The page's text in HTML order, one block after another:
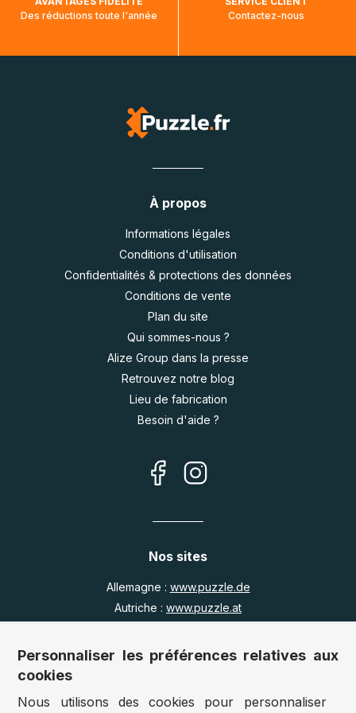
Des réductions toute l'année
Contactez-nous
À propos
Informations légales
Conditions d'utilisation
Confidentialités & protections des données
Conditions de vente
Plan du site
Qui sommes-nous ?
Alize Group dans la presse
Retrouvez notre blog
Lieu de fabrication
Besoin d'aide ?
Nos sites
Allemagne : www.puzzle.de
Autriche : www.puzzle.at
Royaume Uni :
www.jigsawpuzzle.co.uk
Accès revendeurs / détaillants
Personnaliser les préférences relatives aux
cookies
Nous utilisons des cookies pour personnaliser